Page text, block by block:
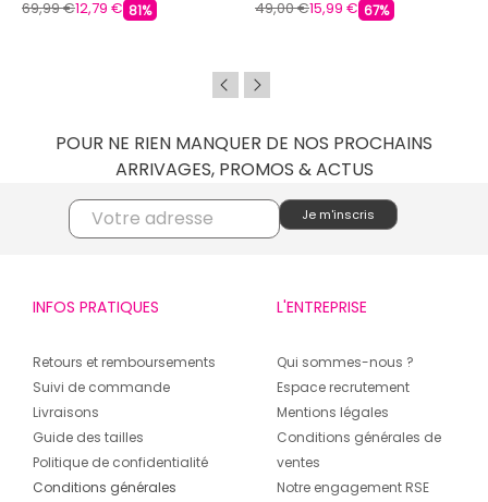
69,99 €12,79 € 81% 49,00 €15,99 € 67%
POUR NE RIEN MANQUER DE NOS PROCHAINS
ARRIVAGES, PROMOS & ACTUS
INFOS PRATIQUES
Retours et remboursements
Suivi de commande
Livraisons
Guide des tailles
Politique de confidentialité
Conditions générales
L'ENTREPRISE
Qui sommes-nous ?
Espace recrutement
Mentions légales
Conditions générales de
ventes
Notre engagement RSE